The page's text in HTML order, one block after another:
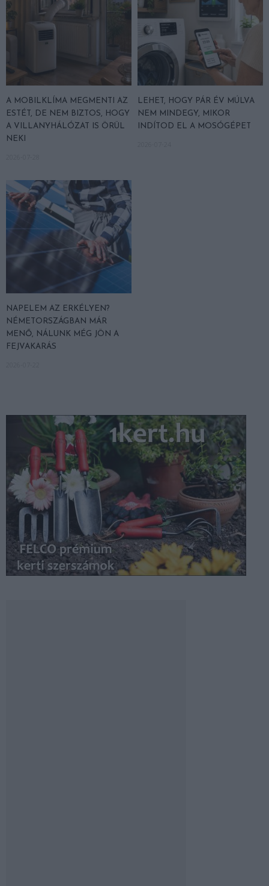
A MOBILKLÍMA MEGMENTI AZ
ESTÉT, DE NEM BIZTOS, HOGY
A VILLANYHÁLÓZAT IS ÖRÜL
NEKI
LEHET, HOGY PÁR ÉV MÚLVA
NEM MINDEGY, MIKOR
INDÍTOD EL A MOSÓGÉPET
NAPELEM AZ ERKÉLYEN?
NÉMETORSZÁGBAN MÁR
MENŐ, NÁLUNK MÉG JÖN A
FEJVAKARÁS